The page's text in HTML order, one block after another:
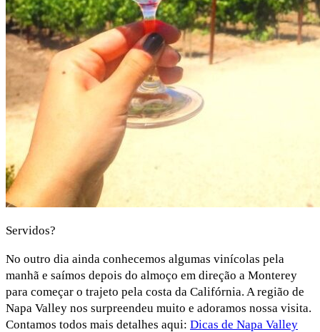
Servidos?
No outro dia ainda conhecemos algumas vinícolas pela
manhã e saímos depois do almoço em direção a Monterey
para começar o trajeto pela costa da Califórnia. A região de
Napa Valley nos surpreendeu muito e adoramos nossa visita.
Contamos todos mais detalhes aqui: Dicas de Napa Valley